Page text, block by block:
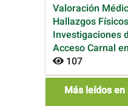
Valoración
Hallazgos
Investigaciones
Acceso Carnal
107
mas_leidos
Más leídos